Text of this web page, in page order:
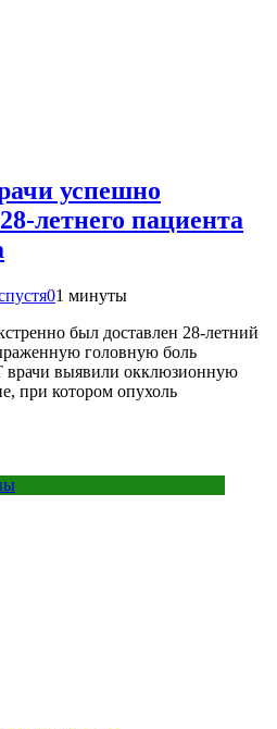
успешно
летнего пациента
01 минуты
был доставлен 28-летний
головную боль
врачи выявили окклюзионную
при котором опухоль